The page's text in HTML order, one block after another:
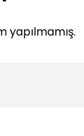
yapılmamış.